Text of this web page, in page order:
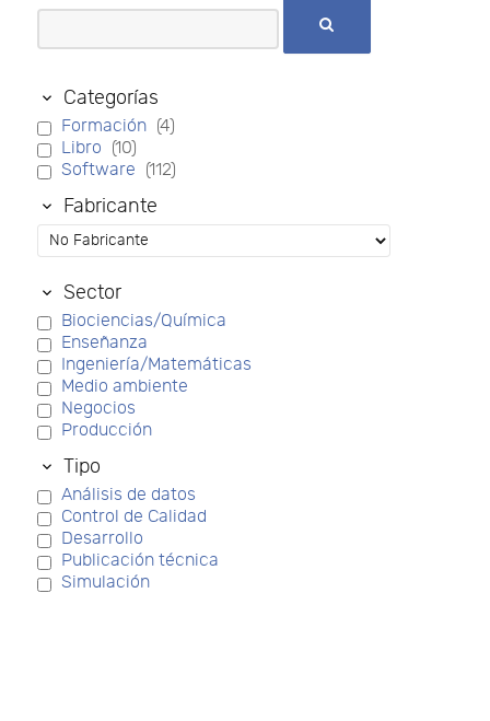
Categorías
Formación (4)
Libro (10)
Software (112)
Fabricante
Sector
Biociencias/Química
Enseñanza
Ingeniería/Matemáticas
Medio ambiente
Negocios
Producción
Tipo
Análisis de datos
Control de Calidad
Desarrollo
Publicación técnica
Simulación